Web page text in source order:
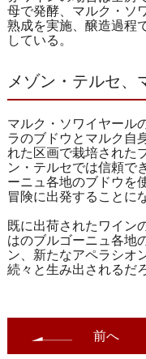
母で発酵、マルク・ソ
熟成を実施、醸造過程
している。
メゾン・テルセ、
マルク・ソワイヤール
ラのブドウとマルク自
れた区画で栽培された
ン・テルセでは信頼で
ーニュ各地のブドウを
冒険に出発することに
既に出荷されたワイン
はのブルゴーニュ各地
ン、新たなアペラシオ
続々と生み出されるだ
前へ